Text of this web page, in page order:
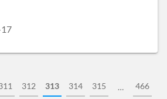
312 313 314 315 … 466